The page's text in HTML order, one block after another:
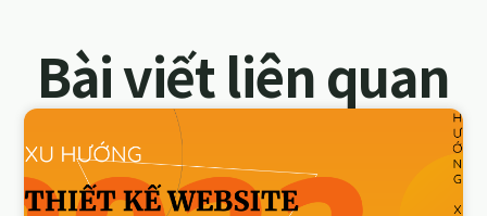
Bài viết liên quan